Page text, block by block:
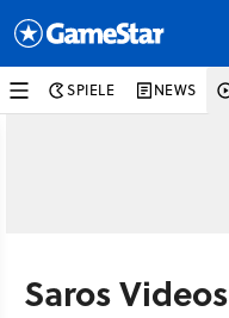
SPIELE NEWS
Saros Videos